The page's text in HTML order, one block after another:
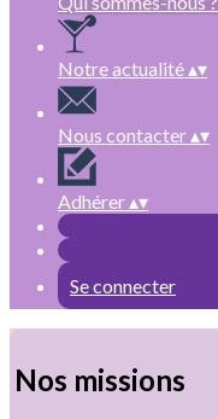
Notre actualité▴▾
Nous contacter▴▾
Adhérer▴▾
Se connecter
Nos missions